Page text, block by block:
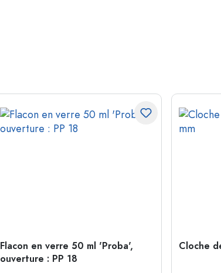
Flacon en verre 50 ml 'Proba',
ouverture : PP 18
Cloche